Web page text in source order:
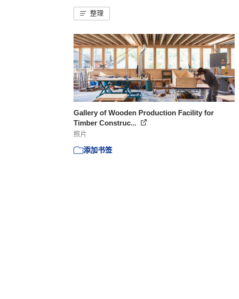
整理
Gallery of Wooden Production Facility for
Timber Construc...
照片
添加书签